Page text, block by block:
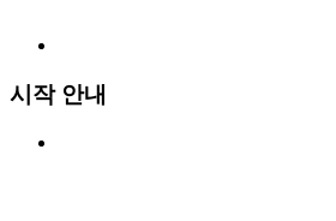
시작 안내